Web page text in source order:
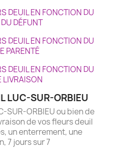
DEUIL EN FONCTION DU
DÉFUNT
DEUIL EN FONCTION DU
PARENTÉ
DEUIL EN FONCTION DU
LIVRAISON
LUC-SUR-ORBIEU
SUR-ORBIEU ou bien de
de vos fleurs deuil
un enterrement, une
7 jours sur 7